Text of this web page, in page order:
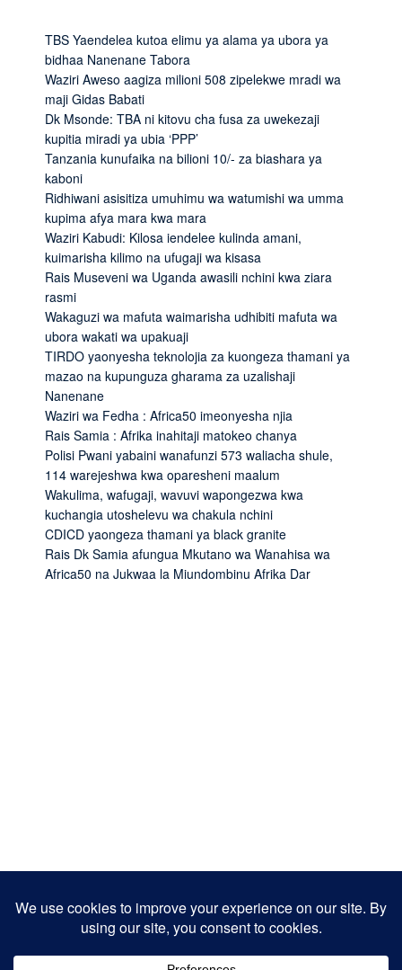
TBS Yaendelea kutoa elimu ya alama ya ubora ya
bidhaa Nanenane Tabora
Waziri Aweso aagiza milioni 508 zipelekwe mradi wa
maji Gidas Babati
Dk Msonde: TBA ni kitovu cha fusa za uwekezaji
kupitia miradi ya ubia ‘PPP’
Tanzania kunufaika na bilioni 10/- za biashara ya
kaboni
Ridhiwani asisitiza umuhimu wa watumishi wa umma
kupima afya mara kwa mara
Waziri Kabudi: Kilosa iendelee kulinda amani,
kuimarisha kilimo na ufugaji wa kisasa
Rais Museveni wa Uganda awasili nchini kwa ziara
rasmi
Wakaguzi wa mafuta waimarisha udhibiti mafuta wa
ubora wakati wa upakuaji
TIRDO yaonyesha teknolojia za kuongeza thamani ya
mazao na kupunguza gharama za uzalishaji
Nanenane
Waziri wa Fedha : Africa50 imeonyesha njia
Rais Samia : Afrika inahitaji matokeo chanya
Polisi Pwani yabaini wanafunzi 573 waliacha shule,
114 warejeshwa kwa oparesheni maalum
Wakulima, wafugaji, wavuvi wapongezwa kwa
kuchangia utoshelevu wa chakula nchini
CDICD yaongeza thamani ya black granite
Rais Dk Samia afungua Mkutano wa Wanahisa wa
Africa50 na Jukwaa la Miundombinu Afrika Dar